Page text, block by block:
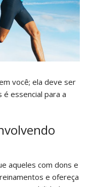
você; ela deve ser
é essencial para a
aqueles com dons e
e ofereça